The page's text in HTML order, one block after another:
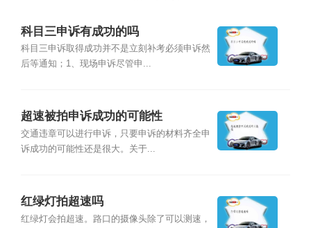
科目三申诉有成功的吗
科目三申诉取得成功并不是立刻补考必须申诉然
后等通知；1、现场申诉尽管申...
超速被拍申诉成功的可能性
交通违章可以进行申诉，只要申诉的材料齐全申
诉成功的可能性还是很大。关于...
红绿灯拍超速吗
红绿灯会拍超速。路口的摄像头除了可以测速，